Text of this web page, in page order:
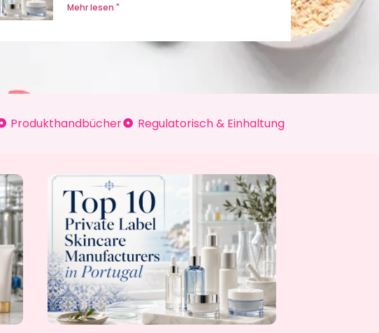
Mehr lesen "
Produkthandbücher Regulatorisch & Einhaltung